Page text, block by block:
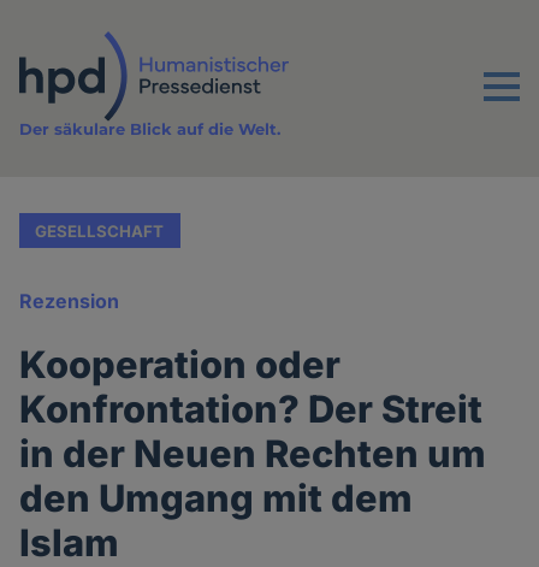
Inhalt
Menu
Der säkulare Blick auf die Welt.
GESELLSCHAFT
Rezension
Kooperation oder
Konfrontation? Der Streit
in der Neuen Rechten um
den Umgang mit dem
Islam